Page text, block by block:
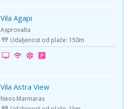
Vila Agapi
Asprovalta
Udaljenost od plaže: 150m
Vila Astra View
Neos Marmaras